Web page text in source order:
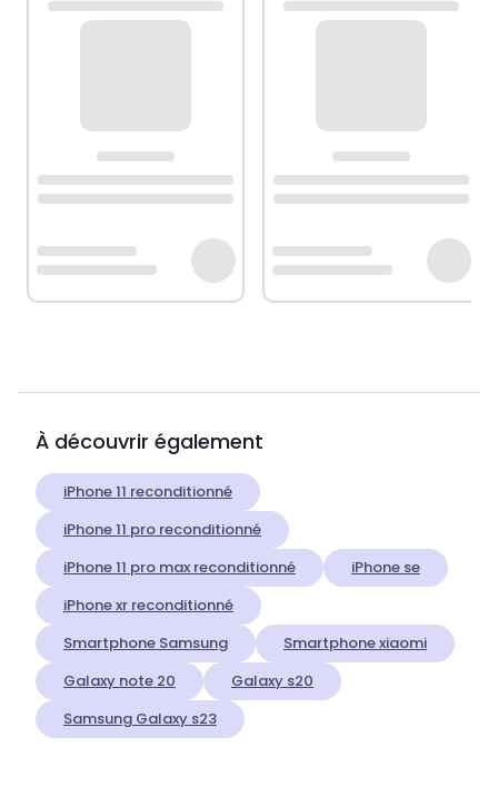
À découvrir également
iPhone 11 reconditionné
iPhone 11 pro reconditionné
iPhone 11 pro max reconditionné
iPhone se
iPhone xr reconditionné
Smartphone Samsung
Smartphone xiaomi
Galaxy note 20
Galaxy s20
Samsung Galaxy s23